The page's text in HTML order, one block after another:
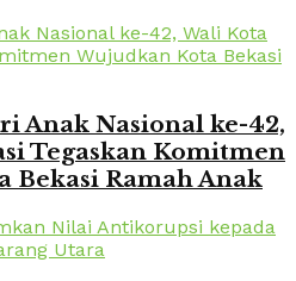
Anak Nasional ke-42,
Tegaskan Komitmen
Bekasi Ramah Anak